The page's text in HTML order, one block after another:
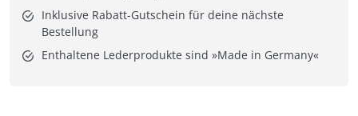
Inklusive Rabatt-Gutschein für deine nächste
Bestellung
Enthaltene Lederprodukte sind »Made in Germany«